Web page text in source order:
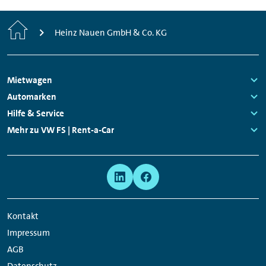
Genauere Informationen zum Mindestalter
können Ihnen jederzeit unsere
Mitarbeitenden vor Ort geben.
zurück.
Start Heinz Nauen GmbH & Co. KG
Footer
Navigation
Mietwagen
Links:
Automarken
Links:
Hilfe & Service
Links:
Mehr zu VW FS | Rent-a-Car
Kontakt
Impressum
AGB
Network
Links